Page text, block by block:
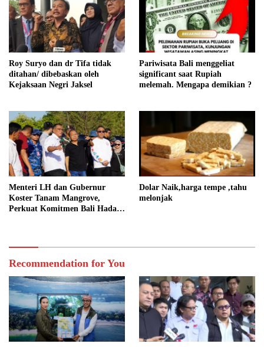
Roy Suryo dan dr Tifa tidak
ditahan/ dibebaskan oleh
Kejaksaan Negri Jaksel
Pariwisata Bali menggeliat
significant saat Rupiah
melemah. Mengapa demikian ?
Menteri LH dan Gubernur
Koster Tanam Mangrove,
Perkuat Komitmen Bali Hadapi
Dolar Naik,harga tempe ,tahu
melonjak
Recommendation for You